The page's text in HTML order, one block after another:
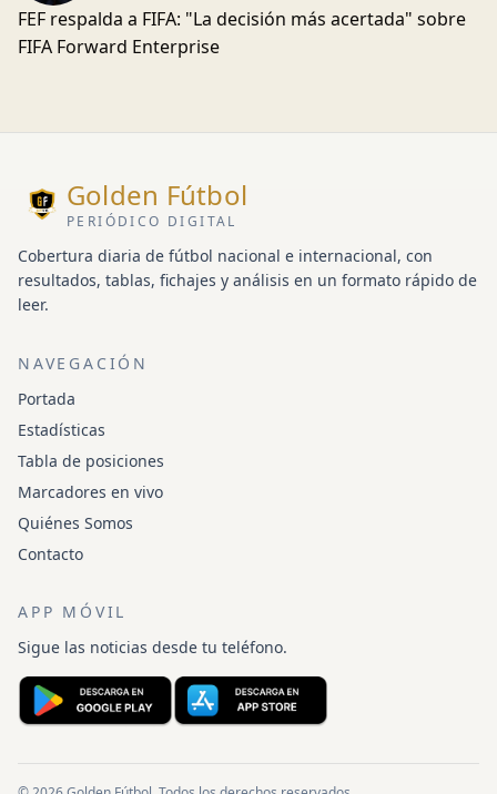
FEF respalda a FIFA: "La decisión más acertada" sobre
FIFA Forward Enterprise
Golden Fútbol
PERIÓDICO DIGITAL
Cobertura diaria de fútbol nacional e internacional, con
resultados, tablas, fichajes y análisis en un formato rápido de
leer.
NAVEGACIÓN
Portada
Estadísticas
Tabla de posiciones
Marcadores en vivo
Quiénes Somos
Contacto
APP MÓVIL
Sigue las noticias desde tu teléfono.